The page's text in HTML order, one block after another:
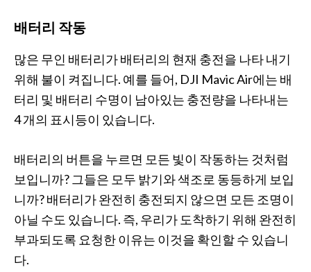
배터리 작동
많은 무인 배터리가 배터리의 현재 충전을 나타 내기
위해 불이 켜집니다. 예를 들어, DJI Mavic Air에는 배
터리 및 배터리 수명이 남아있는 충전량을 나타내는
4 개의 표시등이 있습니다.
배터리의 버튼을 누르면 모든 빛이 작동하는 것처럼
보입니까? 그들은 모두 밝기와 색조로 동등하게 보입
니까? 배터리가 완전히 충전되지 않으면 모든 조명이
아닐 수도 있습니다. 즉, 우리가 도착하기 위해 완전히
부과되도록 요청한 이유는 이것을 확인할 수 있습니
다.